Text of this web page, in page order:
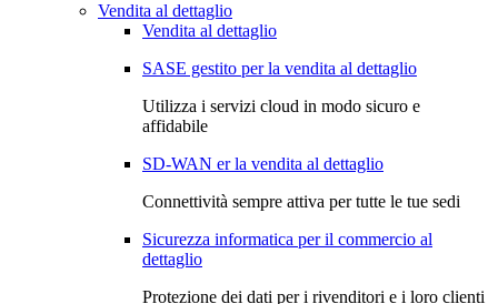
Vendita al dettaglio
Vendita al dettaglio
SASE gestito per la vendita al dettaglio
Utilizza i servizi cloud in modo sicuro e
affidabile
SD-WAN er la vendita al dettaglio
Connettività sempre attiva per tutte le tue sedi
Sicurezza informatica per il commercio al
dettaglio
Protezione dei dati per i rivenditori e i loro clienti